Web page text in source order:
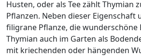
Husten, oder als Tee zählt Thymian
Pflanzen. Neben dieser Eigenschaft
filigrane Pflanze, die
Thymian auch im Garten als
mit kriechenden oder hängenden